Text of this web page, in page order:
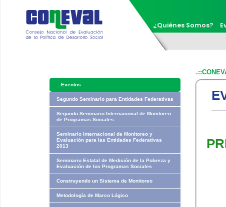
¿Quiénes Somos?
.::Eventos
Segundo Seminario para Entidades Federativas​​
Segundo Seminario Internacional de Monitoreo
de Programas Sociales
Seminario Internacional de Monitoreo y
Evaluación para las Entidades Federativas
2013
Seminario Estatal de Medición de la Pobreza y
Evaluación de los Programas Sociales
Construyendo un Sistema de Monitoreo
Metodología de Marco Lógico